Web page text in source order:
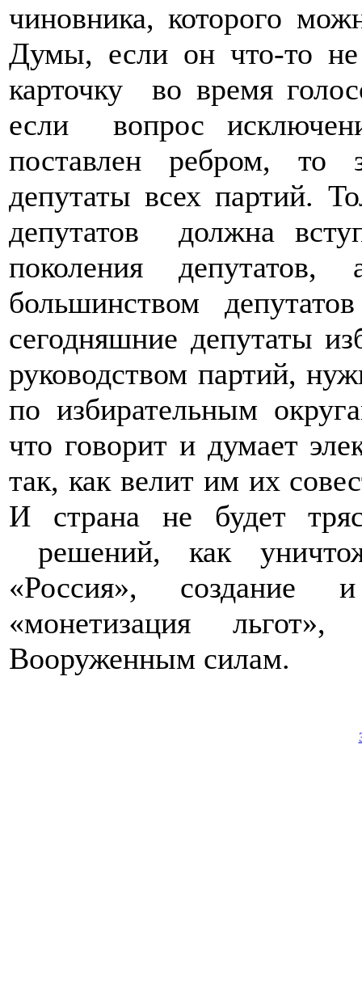
чиновника, которого
Думы, если он что-то
карточку во время
если вопрос
поставлен ребром, то
депутаты всех партий.
депутатов должна
поколения
большинством
сегодняшние депутаты
руководством партий,
по избирательным
что говорит и думает
так, как велит им их
И страна не будет
решений, как
«Россия», создание
«монетизация
Вооруженным силам.